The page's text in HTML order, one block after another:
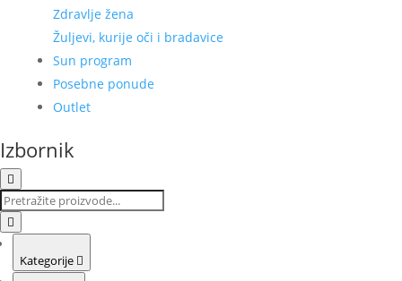
Zdravlje žena
Žuljevi, kurije oči i bradavice
Sun program
Posebne ponude
Outlet
Izbornik
Kategorije